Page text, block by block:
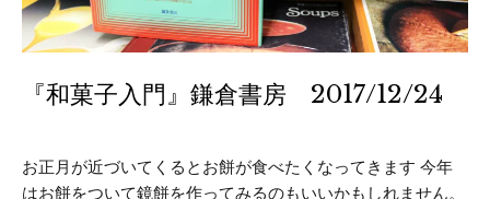
『和菓子入門』鎌倉書房 2017/12/24
お正月が近づいてくるとお餅が食べたくなってきます 今年
はお餅をついて鏡餅を作ってみるのもいいかもしれません。